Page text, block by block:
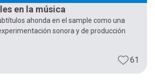
en la música
ahonda en el sample como una
sonora y de producción
61